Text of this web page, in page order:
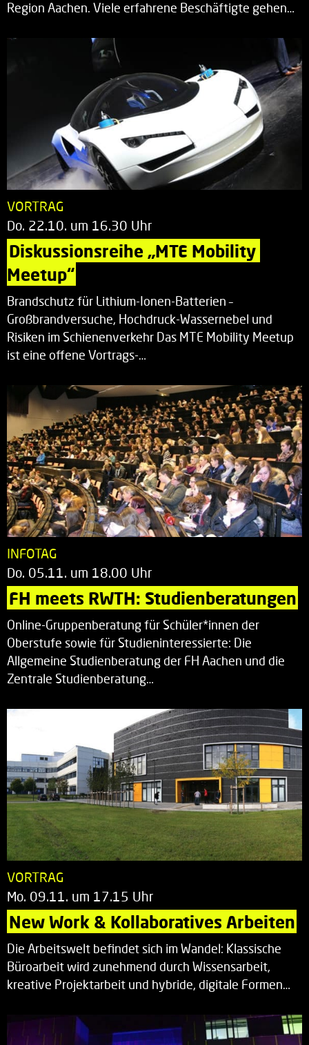
Region Aachen. Viele erfahrene Beschäftigte gehen…
VORTRAG
Do. 22.10. um 16.30 Uhr
Diskussionsreihe „MTE Mobility
Meetup“
Brandschutz für Lithium-Ionen-Batterien –
Großbrandversuche, Hochdruck-Wassernebel und
Risiken im Schienenverkehr Das MTE Mobility Meetup
ist eine offene Vortrags-…
INFOTAG
Do. 05.11. um 18.00 Uhr
FH meets RWTH: Studienberatungen
Online-Gruppenberatung für Schüler*innen der
Oberstufe sowie für Studieninteressierte: Die
Allgemeine Studienberatung der FH Aachen und die
Zentrale Studienberatung…
VORTRAG
Mo. 09.11. um 17.15 Uhr
New Work & Kollaboratives Arbeiten
Die Arbeitswelt befindet sich im Wandel: Klassische
Büroarbeit wird zunehmend durch Wissensarbeit,
kreative Projektarbeit und hybride, digitale Formen…